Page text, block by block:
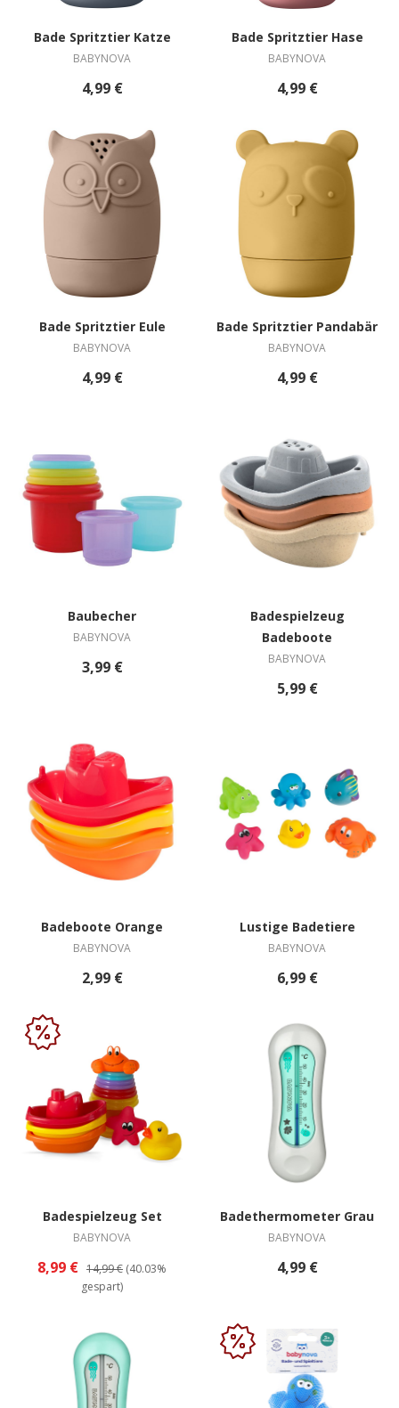
Bade Spritztier Katze
BABYNOVA
4,99 €
Bade Spritztier Hase
BABYNOVA
4,99 €
Bade Spritztier Eule
BABYNOVA
4,99 €
Bade Spritztier Pandabär
BABYNOVA
4,99 €
Baubecher
BABYNOVA
3,99 €
Badespielzeug
Badeboote
BABYNOVA
5,99 €
Badeboote Orange
BABYNOVA
2,99 €
Lustige Badetiere
BABYNOVA
6,99 €
Badespielzeug Set
BABYNOVA
8,99 € 14,99 € (40.03%
gespart)
Badethermometer Grau
BABYNOVA
4,99 €